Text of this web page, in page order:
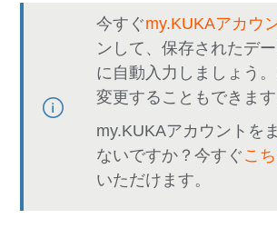
今すぐmy.KUKAアカウ
ンして、保存されたデ
に自動入力しましょう
変更することもできます
my.KUKAアカウントを
ないですか？今すぐ こ
いただけます。